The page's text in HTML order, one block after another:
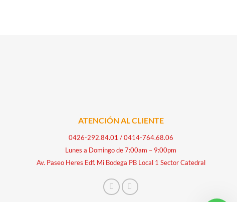
ATENCIÓN AL CLIENTE
0426-292.84.01 /0414-764.68.06
Lunes a Domingo de 7:00am – 9:00pm
Av. Paseo Heres Edf. Mi Bodega PB Local 1 Sector Catedral